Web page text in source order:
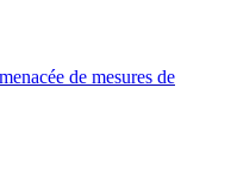
de mesures de